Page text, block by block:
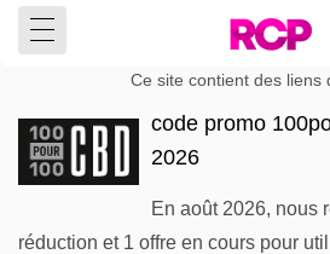
Ce site contient des liens
code promo
2026
En août 2026, nous
réduction et 1 offre en cours pour